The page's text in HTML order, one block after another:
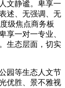
文静谧。卑享一
述、无强调、无
级焦点商务板
享一对一专业、
生态层面，切实
园等生态人文节
优胜、景不雅视